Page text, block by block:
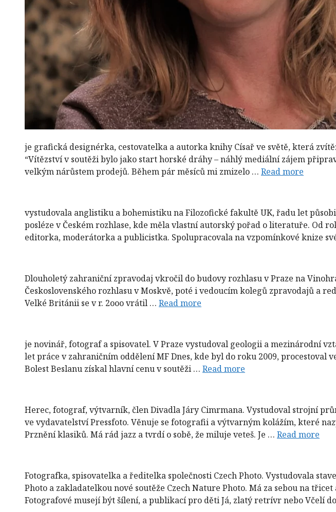
je grafická designérka, cestovatelka a autorka knihy Císař ve světě, která
“Vítězství v soutěži bylo jako start horské dráhy – náhlý mediální zájem
velkým nárůstem prodejů. Během pár měsíců mi zmizelo … Read more
vystudovala anglistiku a bohemistiku na Filozofické fakultě UK, řadu let
posléze v Českém rozhlase, kde měla vlastní autorský pořad o literatuře. Od
editorka, moderátorka a publicistka. Spolupracovala na vzpomínkové knize
Dlouholetý zahraniční zpravodaj vkročil do budovy rozhlasu v Praze na
Československého rozhlasu v Moskvě, poté i vedoucím kolegů zpravodajů a
Velké Británii se v r. 2ooo vrátil … Read more
je novinář, fotograf a spisovatel. V Praze vystudoval geologii a mezinárodní
let práce v zahraničním oddělení MF Dnes, kde byl do roku 2009, procestoval
Bolest Beslanu získal hlavní cenu v soutěži … Read more
Herec, fotograf, výtvarník, člen Divadla Járy Cimrmana. Vystudoval strojní
ve vydavatelství Pressfoto. Věnuje se fotografii a výtvarným kolážím, které
Prznění klasiků. Má rád jazz a tvrdí o sobě, že miluje veteš. Je … Read more
Fotografka, spisovatelka a ředitelka společnosti Czech Photo. Vystudovala
Photo a zakladatelkou nové soutěže Czech Nature Photo. Má za sebou na
Fotografové musejí být šílení, a publikací pro děti Já, zlatý retrívr nebo Včelí